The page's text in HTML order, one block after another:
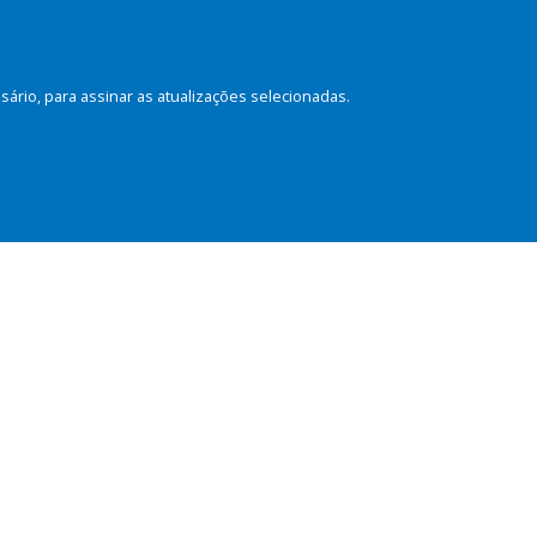
para assinar as atualizações selecionadas.